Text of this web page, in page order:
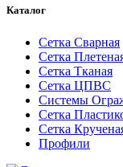
Каталог
Сетка Сварная
Сетка
Сетка Тканая
Сетка ЦПВС
Системы
Сетка
Сетка
Профили